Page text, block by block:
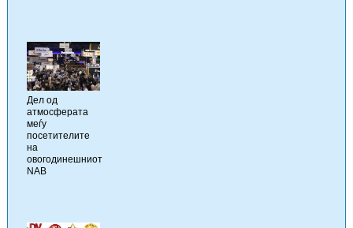
Дел од
атмосферата
меѓу
посетителите
на
овогодинешниот
NAB